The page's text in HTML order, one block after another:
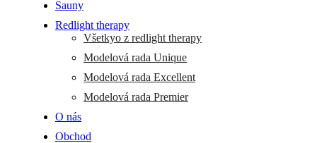
Sauny
Redlight therapy
Všetkyo z redlight therapy
Modelová rada Unique
Modelová rada Excellent
Modelová rada Premier
O nás
Obchod